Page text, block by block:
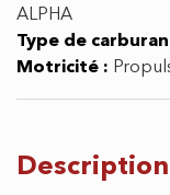
A VENDRE MOTO
EV /
BIKE / OFFROAD /
0 HEURES
JUSTE SORTIE